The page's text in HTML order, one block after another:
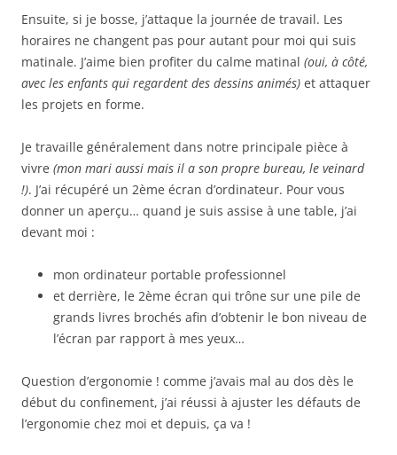
Ensuite, si je bosse, j’attaque la journée de travail. Les
horaires ne changent pas pour autant pour moi qui suis
matinale. J’aime bien profiter du calme matinal (oui, à côté,
avec les enfants qui regardent des dessins animés) et attaquer
les projets en forme.
Je travaille généralement dans notre principale pièce à
vivre (mon mari aussi mais il a son propre bureau, le veinard
!). J’ai récupéré un 2ème écran d’ordinateur. Pour vous
donner un aperçu… quand je suis assise à une table, j’ai
devant moi :
mon ordinateur portable professionnel
et derrière, le 2ème écran qui trône sur une pile de
grands livres brochés afin d’obtenir le bon niveau de
l’écran par rapport à mes yeux…
Question d’ergonomie ! comme j’avais mal au dos dès le
début du confinement, j’ai réussi à ajuster les défauts de
l’ergonomie chez moi et depuis, ça va !